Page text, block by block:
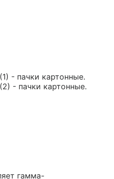
- пачки картонные.
- пачки картонные.
гамма-